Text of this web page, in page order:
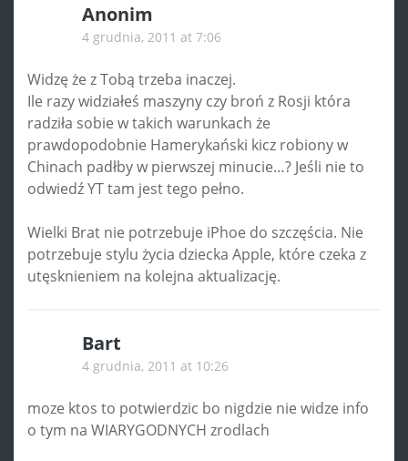
Anonim
4 grudnia, 2011 at 7:06
Widzę że z Tobą trzeba inaczej.
Ile razy widziałeś maszyny czy broń z Rosji która
radziła sobie w takich warunkach że
prawdopodobnie Hamerykański kicz robiony w
Chinach padłby w pierwszej minucie…? Jeśli nie to
odwiedź YT tam jest tego pełno.
Wielki Brat nie potrzebuje iPhoe do szczęścia. Nie
potrzebuje stylu życia dziecka Apple, które czeka z
utęsknieniem na kolejna aktualizację.
Bart
4 grudnia, 2011 at 10:26
moze ktos to potwierdzic bo nigdzie nie widze info
o tym na WIARYGODNYCH zrodlach